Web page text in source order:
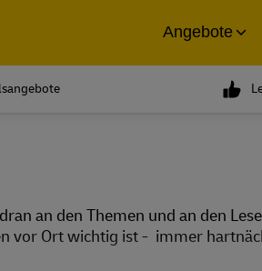
Angebote
an den Themen und an den
vor Ort wichtig ist - immer